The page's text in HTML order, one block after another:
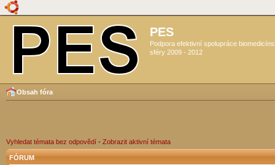
PES
Podpora efektivní spolupráce
sféry 2009 - 2012
Obsah fóra
Vyhledat témata bez odpovědí • Zobrazit aktivní témata
FÓRUM